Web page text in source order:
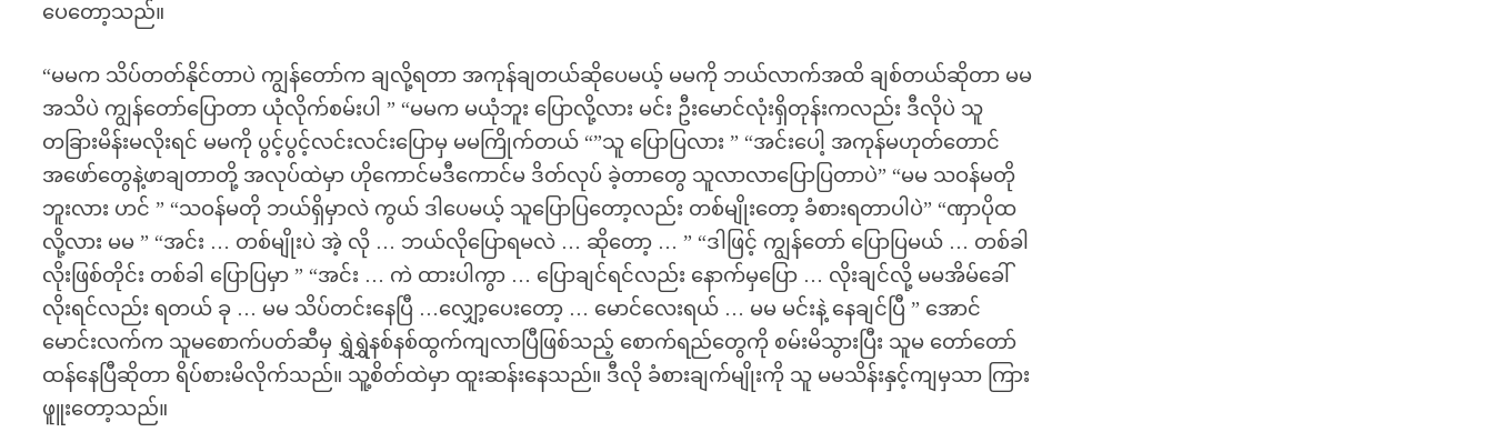
ပေတော့သည်။
“မမက သိပ်တတ်နိုင်တာပဲ ကျွန်တော်က ချလို့ရတာ အကုန်ချတယ်ဆိုပေမယ့် မမကို ဘယ်လာက်အထိ ချစ်တယ်ဆိုတာ မမ
အသိပဲ ကျွန်တော်ပြောတာ ယုံလိုက်စမ်းပါ ” “မမက မယုံဘူး ပြောလို့လား မင်း ဦးမောင်လုံးရှိတုန်းကလည်း ဒီလိုပဲ သူ
တခြားမိန်းမလိုးရင် မမကို ပွင့်ပွင့်လင်းလင်းပြောမှ မမကြိုက်တယ် “”သူ ပြောပြလား ” “အင်းပေါ့ အကုန်မဟုတ်တောင်
အဖော်တွေနဲ့ဖာချတာတို့ အလုပ်ထဲမှာ ဟိုကောင်မဒီကောင်မ ဒိတ်လုပ် ခဲ့တာတွေ သူလာလာပြောပြတာပဲ” “မမ သဝန်မတို
ဘူးလား ဟင် ” “သဝန်မတို ဘယ်ရှိမှာလဲ ကွယ် ဒါပေမယ့် သူပြောပြတော့လည်း တစ်မျိုးတော့ ခံစားရတာပါပဲ” “ဏှာပိုထ
လို့လား မမ ” “အင်း … တစ်မျိုးပဲ အဲ့ လို … ဘယ်လိုပြောရမလဲ … ဆိုတော့ … ” “ဒါဖြင့် ကျွန်တော် ပြောပြမယ် … တစ်ခါ
လိုးဖြစ်တိုင်း တစ်ခါ ပြောပြမှာ ” “အင်း … ကဲ ထားပါကွာ … ပြောချင်ရင်လည်း နောက်မှပြော … လိုးချင်လို့ မမအိမ်ခေါ်
လိုးရင်လည်း ရတယ် ခု … မမ သိပ်တင်းနေပြီ …လျှော့ပေးတော့ … မောင်လေးရယ် … မမ မင်းနဲ့ နေချင်ပြီ ” အောင်
မောင်းလက်က သူမစောက်ပတ်ဆီမှ ရွှဲရွှဲနစ်နစ်ထွက်ကျလာပြီဖြစ်သည့် စောက်ရည်တွေကို စမ်းမိသွားပြီး သူမ တော်တော်
ထန်နေပြီဆိုတာ ရိပ်စားမိလိုက်သည်။ သူ့စိတ်ထဲမှာ ထူးဆန်းနေသည်။ ဒီလို ခံစားချက်မျိုးကို သူ မမသိန်းနှင့်ကျမှသာ ကြား
ဖူူးတော့သည်။